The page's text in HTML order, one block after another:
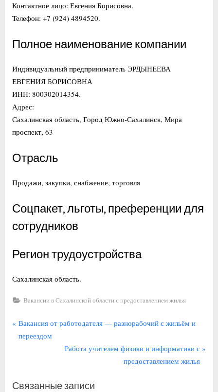
Контактное лицо: Евгения Борисовна.
Телефон: +7 (924) 4894520.
Полное наименование компании
Индивидуальный предприниматель ЭРДЫНЕЕВА
ЕВГЕНИЯ БОРИСОВНА
ИНН: 800302014354.
Адрес:
Сахалинская область, Город Южно-Сахалинск, Мира
проспект, 63
Отрасль
Продажи, закупки, снабжение, торговля
Соцпакет, льготы, преференции для
сотрудников
Регион трудоустройства
Сахалинская область.
Вакансии в Сахалинской области с предоставлением жилья
Навигация
по
П
р
д
Вакансия от работодателя — разнорабочий с жильём и
переездом
С
д
Работа учителем физики и информатики с
предоставлением жилья
Связанные записи